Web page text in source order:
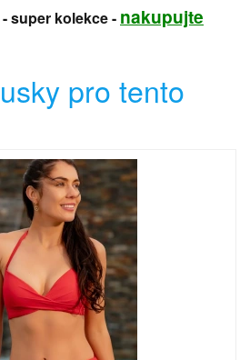
super kolekce - nakupujte
pro tento